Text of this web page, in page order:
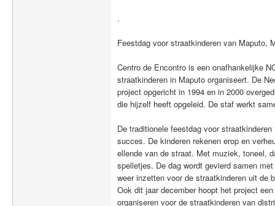
.
Feestdag voor straatkinderen van Maputo,
Centro de Encontro is een onafhankelijke
straatkinderen in Maputo organiseert. De
project opgericht in 1994 en in 2000
die hijzelf heeft opgeleid. De staf werkt
De traditionele feestdag voor
succes. De kinderen rekenen erop en
ellende van de straat. Met muziek, toneel,
spelletjes. De dag wordt gevierd samen
weer inzetten voor de straatkinderen uit de
Ook dit jaar december hoopt het project
organiseren voor de straatkinderen van